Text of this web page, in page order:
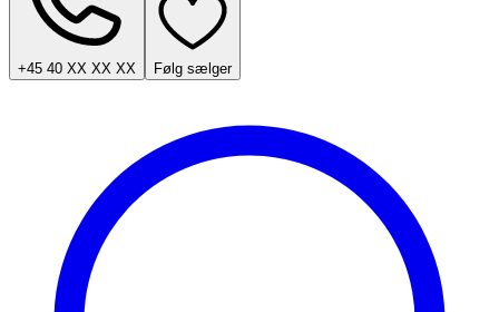
+45 40 XX XX XX Følg sælger